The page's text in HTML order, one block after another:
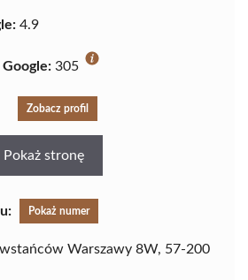
4.9
305
Zobacz profil
Pokaż stronę
Pokaż numer
Warszawy 8W, 57-200